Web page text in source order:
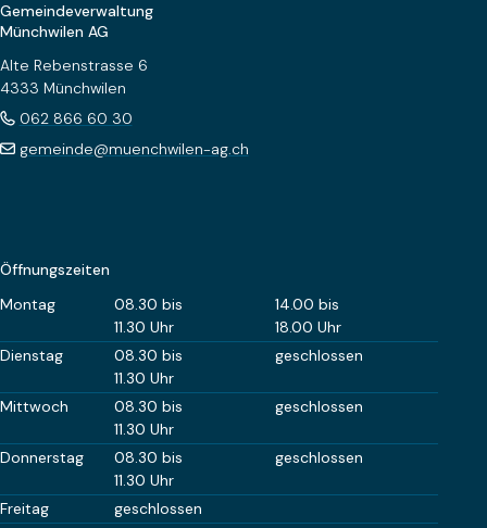
Gemeindeverwaltung
Münchwilen AG
Alte Rebenstrasse 6
4333 Münchwilen
062 866 60 30
gemeinde@muenchwilen-ag.ch
Öffnungszeiten
Wochentag
Öffnungszeiten Vormittag Öffnungszeiten
Montag
08.30 bis
11.30 Uhr
14.00 bis
18.00 Uhr
Dienstag
08.30 bis
11.30 Uhr
geschlossen
Mittwoch
08.30 bis
11.30 Uhr
geschlossen
Donnerstag
08.30 bis
11.30 Uhr
geschlossen
Freitag geschlossen